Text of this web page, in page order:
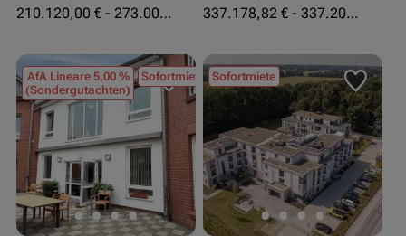
210.120,00 € - 273.003,24 €
337.178,82 € - 337.207,06 €
AfA Lineare 5,00 %
(Sondergutachten)
Sofortmiete Sofortmiete